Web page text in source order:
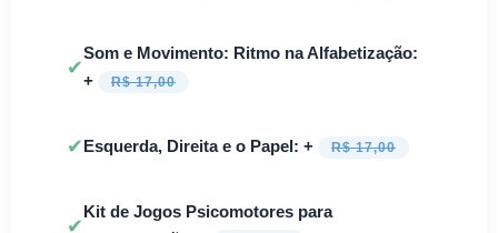
✔
Som e Movimento: Ritmo na Alfabetização:
+
R$ 17,00
✔Esquerda, Direita e o Papel: + R$ 17,00
✔
Kit de Jogos Psicomotores para